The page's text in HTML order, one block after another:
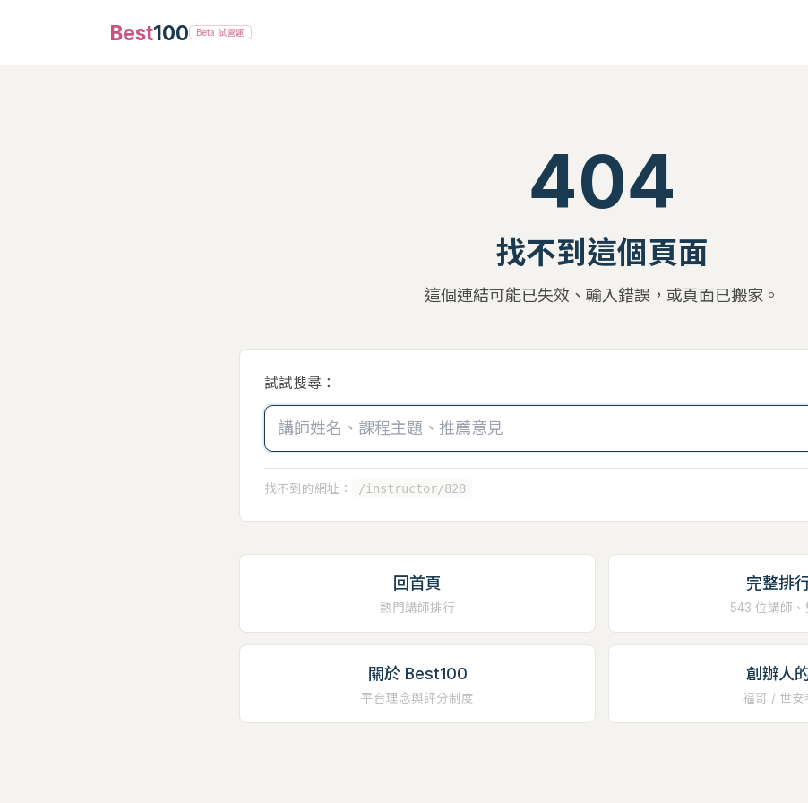
Best100 Beta 試營運
404
找不到這個頁面
這個連結可能已失效、輸入錯誤，或頁面已搬家。
試試搜尋：
找不到的網址： /instructor/828
回首頁
熱門講師排行
完整排
543 位講師、
關於 Best100
平台理念與評分制度
創辦人
福哥 / 世安